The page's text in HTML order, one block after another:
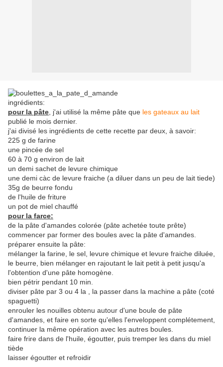
ingrédients:
pour la pâte , j'ai utilisé la même pâte que les gateaux au lait
publié le mois dernier.
j'ai divisé les ingrédients de cette recette par deux, à savoir:
225 g de farine
une pincée de sel
60 à 70 g environ de lait
un demi sachet de levure chimique
une demi càc de levure fraiche (a diluer dans un peu de lait tiede)
35g de beurre fondu
de l'huile de friture
un pot de miel chauffé
pour la farce:
de la pâte d'amandes colorée (pâte achetée toute prête)
commencer par former des boules avec la pâte d'amandes.
préparer ensuite la pâte:
mélanger la farine, le sel, levure chimique et levure fraiche diluée,
le beurre, bien mélanger en rajoutant le lait petit à petit jusqu'a
l'obtention d'une pâte homogène.
bien pétrir pendant 10 min.
diviser pâte par 3 ou 4 la , la passer dans la machine a pâte (coté
spaguetti)
enrouler les nouilles obtenu autour d'une boule de pâte
d'amandes, et faire en sorte qu'elles l'enveloppent complétement,
continuer la même opération avec les autres boules.
faire frire dans de l'huile, égoutter, puis tremper les dans du miel
tiède
laisser égoutter et refroidir